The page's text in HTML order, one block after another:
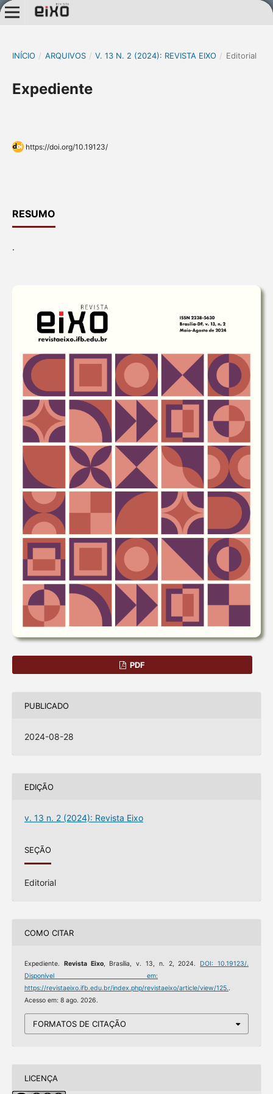
INÍCIO / ARQUIVOS / V. 13 N. 2 (2024): REVISTA EIXO / Editorial
Expediente
https://doi.org/10.19123/
RESUMO
.
PDF
PUBLICADO
2024-08-28
EDIÇÃO
v. 13 n. 2 (2024): Revista Eixo
SEÇÃO
Editorial
COMO CITAR
Expediente. Revista Eixo, Brasília, v. 13, n. 2, 2024. DOI: 10.19123/.
Disponível em:
https://revistaeixo.ifb.edu.br/index.php/revistaeixo/article/view/125..
Acesso em: 8 ago. 2026.
FORMATOS DE CITAÇÃO
LICENÇA